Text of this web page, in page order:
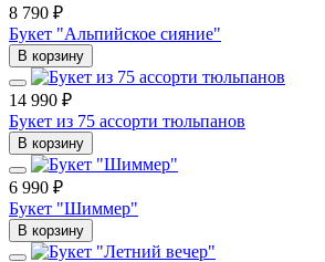
8 790 ₽
Букет "Альпийское сияние"
В корзину
14 990 ₽
Букет из 75 ассорти тюльпанов
В корзину
6 990 ₽
Букет "Шиммер"
В корзину